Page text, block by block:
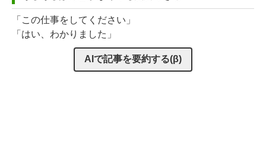
「この仕事をしてください」
「はい、わかりました」
AIで記事を要約する(β)